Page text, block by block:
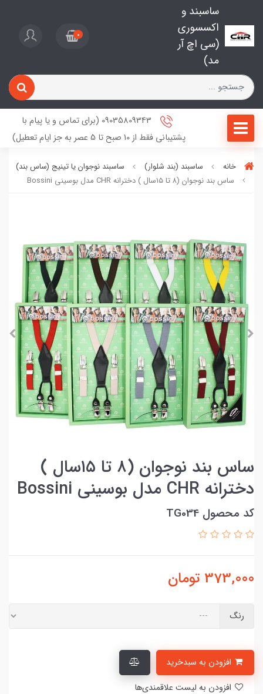
ساسبند و
اکسسوری
(سی اچ آر
مد)
0
09035809343 (برای تماس و یا پیام با
پشتیبانی فقط از 10 صبح تا 5 عصر به جز ایام تعطیل)
خانه ساسبند (بند شلوار)
ساسبند نوجوان یا تینیج (ساس‌ بند)
ساس بند نوجوان (۸ تا ۱۵سال ) دخترانه CHR مدل بوسینی Bossini
ساس بند نوجوان (۸ تا ۱۵سال )
دخترانه CHR مدل بوسینی Bossini
کد محصول TG034
373,000 تومان
رنگ